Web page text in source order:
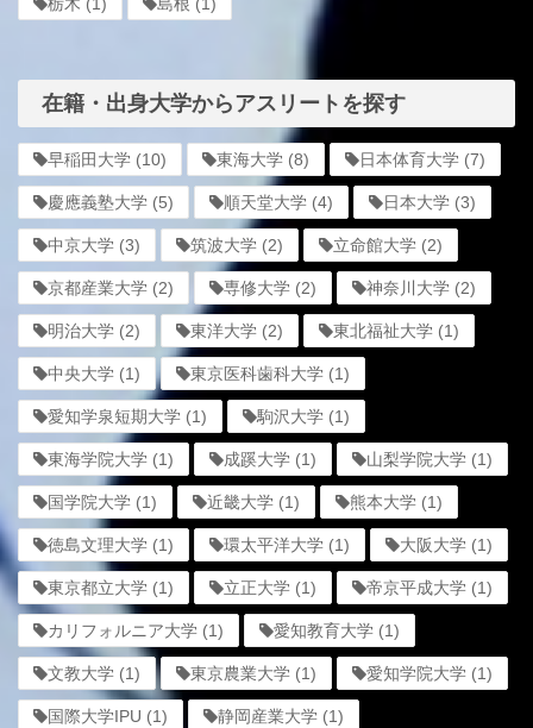
栃木 (1) 島根 (1)
在籍・出身大学からアスリートを探す
早稲田大学 (10) 東海大学 (8) 日本体育大学 (7)
慶應義塾大学 (5) 順天堂大学 (4) 日本大学 (3)
中京大学 (3) 筑波大学 (2) 立命館大学 (2)
京都産業大学 (2) 専修大学 (2) 神奈川大学 (2)
明治大学 (2) 東洋大学 (2) 東北福祉大学 (1)
中央大学 (1) 東京医科歯科大学 (1)
愛知学泉短期大学 (1) 駒沢大学 (1)
東海学院大学 (1) 成蹊大学 (1) 山梨学院大学 (1)
国学院大学 (1) 近畿大学 (1) 熊本大学 (1)
徳島文理大学 (1) 環太平洋大学 (1) 大阪大学 (1)
東京都立大学 (1) 立正大学 (1) 帝京平成大学 (1)
カリフォルニア大学 (1) 愛知教育大学 (1)
文教大学 (1) 東京農業大学 (1) 愛知学院大学 (1)
国際大学IPU (1) 静岡産業大学 (1)